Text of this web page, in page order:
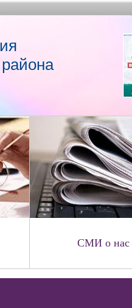
СМИ о нас